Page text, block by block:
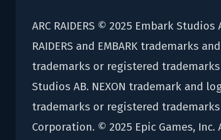
ARC RAIDERS © 2025 Embark Studios
RAIDERS and EMBARK trademarks
trademarks or registered
Studios AB. NEXON trademark and
trademarks or registered trademarks
Corporation. © 2025 Epic Games,